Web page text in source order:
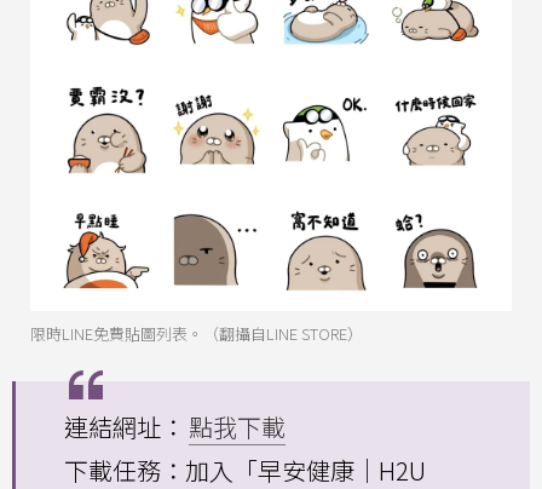
限時LINE免費貼圖列表。（翻攝自LINE STORE）
連結網址： 點我下載
下載任務：加入「早安健康｜H2U